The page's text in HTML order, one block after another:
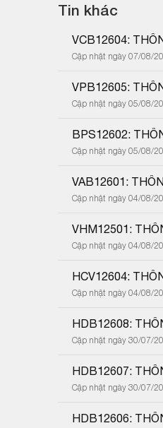
Tin khác
VCB12604:
Cập nhật ngày 07/08/
VPB12605:
Cập nhật ngày 05/08/
BPS12602:
Cập nhật ngày 05/08/
VAB12601:
Cập nhật ngày 04/08/
VHM12501:
Cập nhật ngày 04/08/
HCV12604:
Cập nhật ngày 04/08/
HDB12608:
Cập nhật ngày 30/07/
HDB12607:
Cập nhật ngày 30/07/
HDB12606: